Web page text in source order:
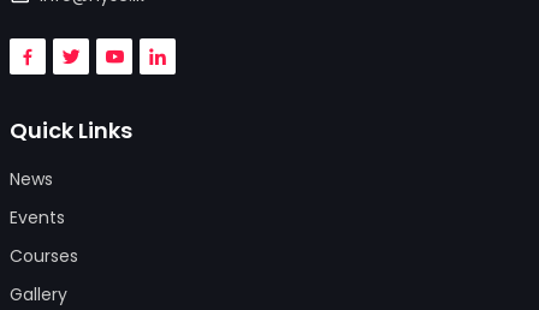
Quick Links
News
Events
Courses
Gallery